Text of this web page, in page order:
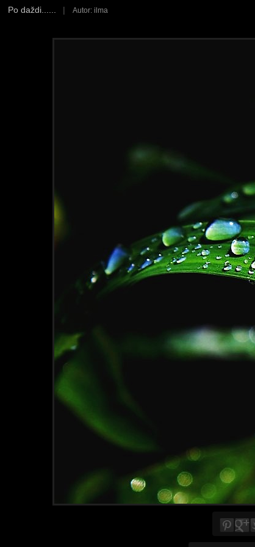
Po daždi...... | Autor: ilma